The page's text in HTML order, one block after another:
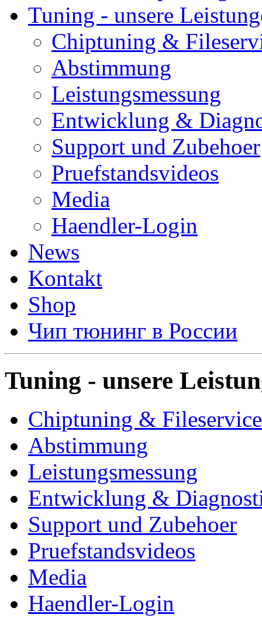
Tuning - unsere
Chiptuning &
Abstimmung
Leistungsmessung
Entwicklung &
Support und Zubehoer
Pruefstandsvideos
Media
Haendler-Login
News
Kontakt
Shop
Чип тюнинг в России
Tuning - unsere
Chiptuning & Fileservice
Abstimmung
Leistungsmessung
Entwicklung &
Support und Zubehoer
Pruefstandsvideos
Media
Haendler-Login